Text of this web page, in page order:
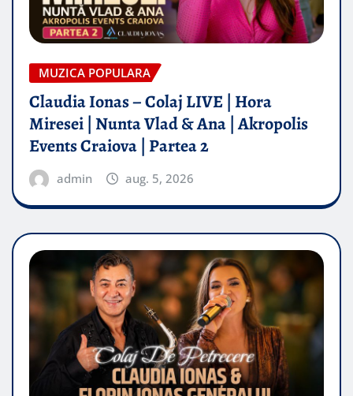
MUZICA POPULARA
Claudia Ionas – Colaj LIVE | Hora
Miresei | Nunta Vlad & Ana | Akropolis
Events Craiova | Partea 2
admin aug. 5, 2026